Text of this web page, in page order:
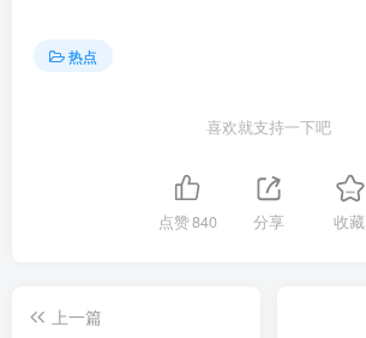
热点
喜欢就支持一下吧
点赞840 分享 收藏
上一篇